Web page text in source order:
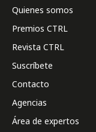
Quienes somos
Premios CTRL
Revista CTRL
Suscríbete
Contacto
Agencias
Área de expertos